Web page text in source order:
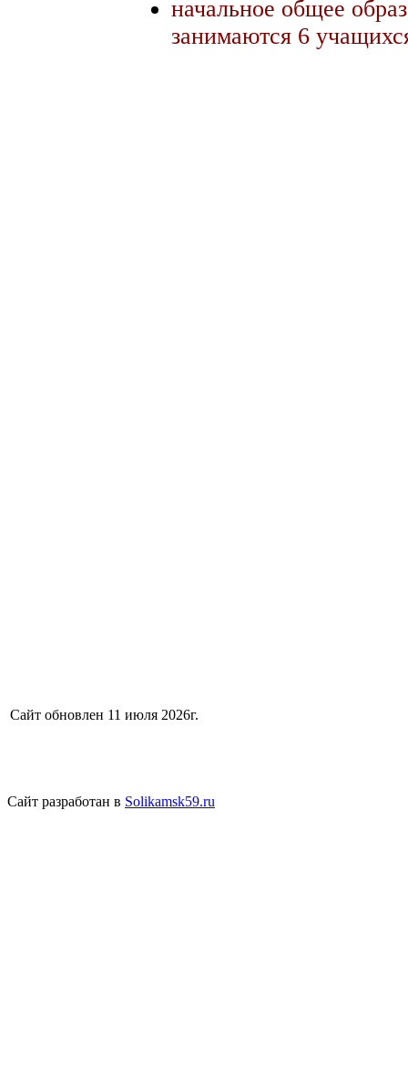
начальное общее
занимаются 6
Сайт обновлен 11 июля 2026г.
Сайт разработан в Solikamsk59.ru